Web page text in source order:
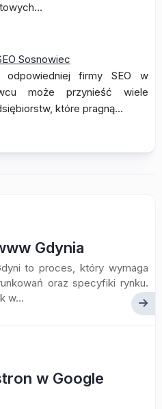
Sosnowiec
odpowiedniej firmy SEO w
może przynieść wiele
które pragną…
Gdynia
to proces, który wymaga
oraz specyfiki rynku.
w...
w Google